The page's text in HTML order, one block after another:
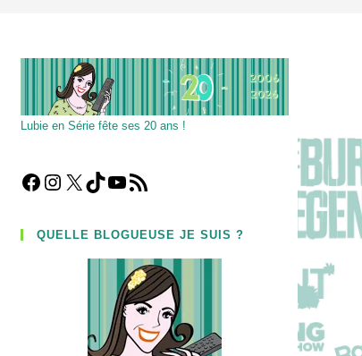
Lubie en Série fête ses 20 ans !
Facebook
Instagram
X TikTokYouTube
Flux RSS
QUELLE BLOGUEUSE JE SUIS ?